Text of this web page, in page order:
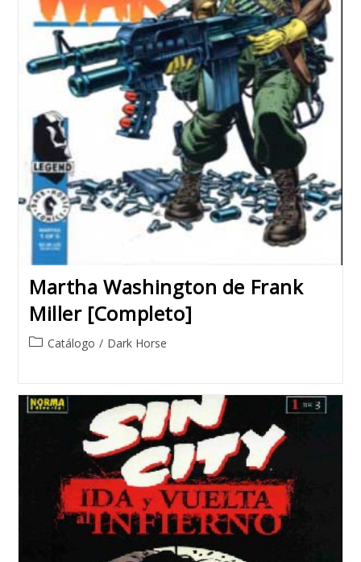
Martha Washington de Frank
Miller [Completo]
PostCatálogo / Dark Horse